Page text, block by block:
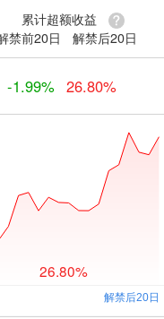
累计超额收益
禁前20日
解禁后20日
-1.99% 26.80%
26.80%